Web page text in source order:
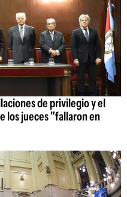
de privilegio y el
los jueces "fallaron en